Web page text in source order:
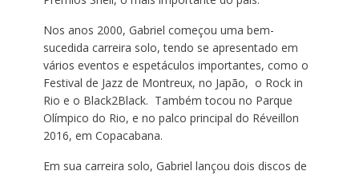
Nos anos 2000, Gabriel começou uma bem-
sucedida carreira solo, tendo se apresentado em
vários eventos e espetáculos importantes, como o
Festival de Jazz de Montreux, no Japão, o Rock in
Rio e o Black2Black. Também tocou no Parque
Olímpico do Rio, e no palco principal do Réveillon
2016, em Copacabana.
Em sua carreira solo, Gabriel lançou dois discos de